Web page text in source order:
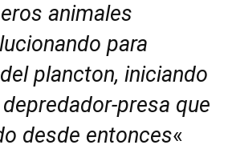
animales
para
plancton, iniciando
presa que
desde entonces«